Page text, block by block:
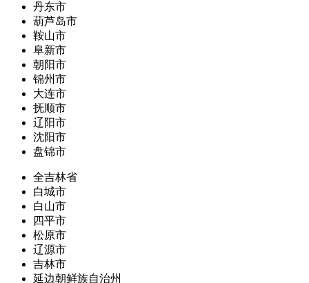
丹东市
葫芦岛市
鞍山市
阜新市
朝阳市
锦州市
大连市
抚顺市
辽阳市
沈阳市
盘锦市
全吉林省
白城市
白山市
四平市
松原市
辽源市
吉林市
延边朝鲜族自治州